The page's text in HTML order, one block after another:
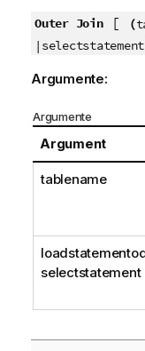
Outer Join[ (
Argumente:
Argumente
Argument
tablename
loadstatement
selectstatement